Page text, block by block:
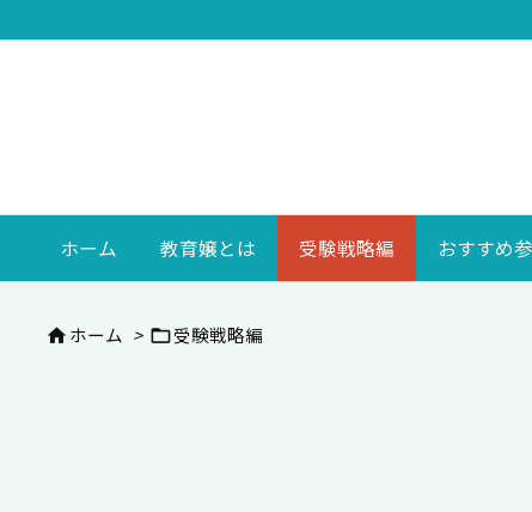
ホーム 教育嬢とは 受験戦略編 おすすめ
 ホーム > 受験戦略編